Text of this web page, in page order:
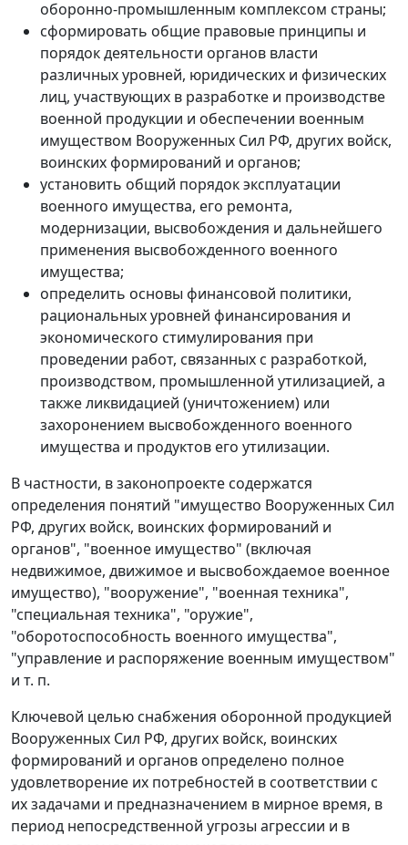
оборонно-промышленным комплексом страны;
сформировать общие правовые принципы и
порядок деятельности органов власти
различных уровней, юридических и физических
лиц, участвующих в разработке и производстве
военной продукции и обеспечении военным
имуществом Вооруженных Сил РФ, других войск,
воинских формирований и органов;
установить общий порядок эксплуатации
военного имущества, его ремонта,
модернизации, высвобождения и дальнейшего
применения высвобожденного военного
имущества;
определить основы финансовой политики,
рациональных уровней финансирования и
экономического стимулирования при
проведении работ, связанных с разработкой,
производством, промышленной утилизацией, а
также ликвидацией (уничтожением) или
захоронением высвобожденного военного
имущества и продуктов его утилизации.
В частности, в законопроекте содержатся
определения понятий "имущество Вооруженных Сил
РФ, других войск, воинских формирований и
органов", "военное имущество" (включая
недвижимое, движимое и высвобождаемое военное
имущество), "вооружение", "военная техника",
"специальная техника", "оружие",
"оборотоспособность военного имущества",
"управление и распоряжение военным имуществом"
и т. п.
Ключевой целью снабжения оборонной продукцией
Вооруженных Сил РФ, других войск, воинских
формирований и органов определено полное
удовлетворение их потребностей в соответствии с
их задачами и предназначением в мирное время, в
период непосредственной угрозы агрессии и в